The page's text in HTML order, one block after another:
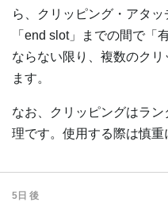
ら、クリッピング・アタ
「end slot」までの間で「
ならない限り、複数のク
ます。
なお、クリッピングはラ
理です。使用する際は慎重
5日 後